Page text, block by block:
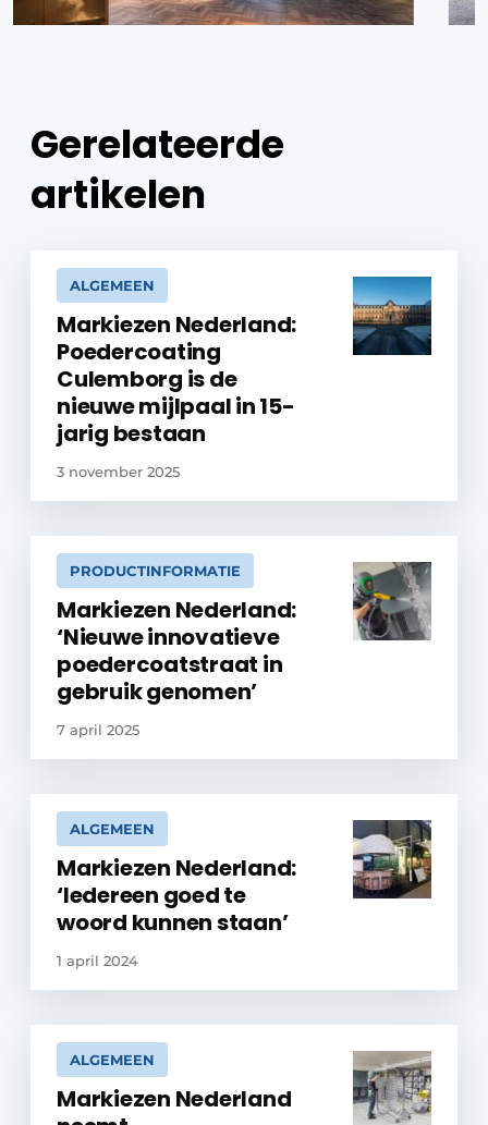
Gerelateerde
artikelen
ALGEMEEN
Markiezen Nederland:
Poedercoating
Culemborg is de
nieuwe mijlpaal in 15-
jarig bestaan
3 november 2025
PRODUCTINFORMATIE
Markiezen Nederland:
‘Nieuwe innovatieve
poedercoatstraat in
gebruik genomen’
7 april 2025
ALGEMEEN
Markiezen Nederland:
‘Iedereen goed te
woord kunnen staan’
1 april 2024
ALGEMEEN
Markiezen Nederland